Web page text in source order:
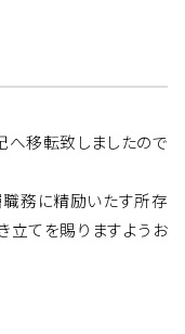
移転致しましたので
務に精励いたす所存
立てを賜りますようお